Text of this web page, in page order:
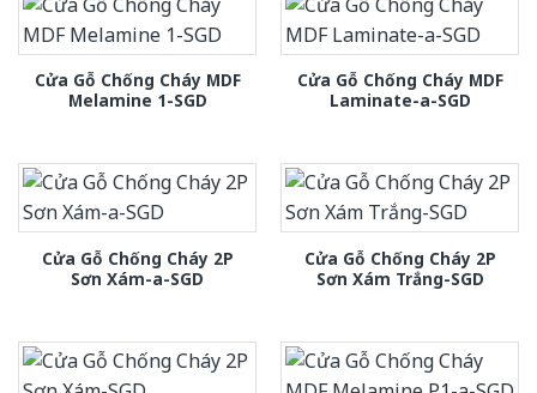
Cửa Gỗ Chống Cháy MDF
Melamine 1-SGD
Cửa Gỗ Chống Cháy MDF
Laminate-a-SGD
Cửa Gỗ Chống Cháy 2P
Sơn Xám-a-SGD
Cửa Gỗ Chống Cháy 2P
Sơn Xám Trắng-SGD